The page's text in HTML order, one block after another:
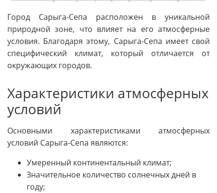
Город Сарыга-Сепа расположен в уникальной
природной зоне, что влияет на его атмосферные
условия. Благодаря этому, Сарыга-Сепа имеет свой
специфический климат, который отличается от
окружающих городов.
Характеристики атмосферных
условий
Основными характеристиками атмосферных
условий Сарыга-Сепа являются:
Умеренный континентальный климат;
Значительное количество солнечных дней в
году;